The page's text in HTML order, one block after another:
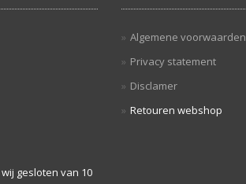
gesloten van 10
Algemene voorwaarden
Privacy statement
Disclamer
Retouren webshop